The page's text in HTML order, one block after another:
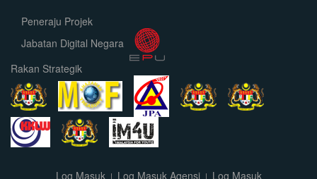
Peneraju Projek
Jabatan Digital Negara
Rakan Strategik
Log Masuk Log Masuk Agensi Log Masuk